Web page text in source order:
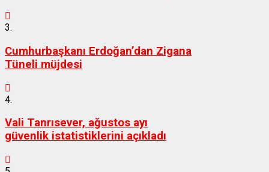
3.
Cumhurbaşkanı Erdoğan’dan Zigana
Tüneli müjdesi
4.
Vali Tanrısever, ağustos ayı
güvenlik istatistiklerini açıkladı